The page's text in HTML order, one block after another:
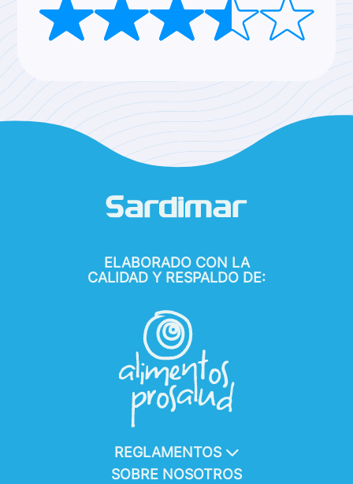
ELABORADO CON LA
CALIDAD Y RESPALDO DE:
REGLAMENTOS
SOBRE NOSOTROS